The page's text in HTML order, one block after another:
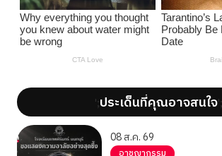
';ประเด็นที่คุณอาจสนใจ';
08 ส.ค. 69
อาชญากรรม